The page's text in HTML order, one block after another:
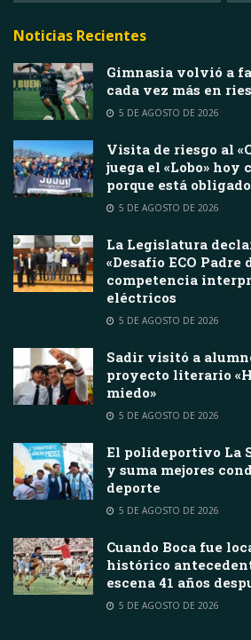
Noticias Recientes
Gimnasia volvió a
cada vez más en
5 DE AGOSTO DE 2026
Visita de riesgo al
juega el «Lobo»
porque está
5 DE AGOSTO DE 2026
La Legislatura
«Desafío ECO Padre
competencia
eléctricos
5 DE AGOSTO DE 2026
Sadir visitó a
proyecto literario
miedo»
5 DE AGOSTO DE 2026
El polideportivo La
y suma mejores
deporte
5 DE AGOSTO DE 2026
Cuando Boca fue
histórico
escena 41 años
5 DE AGOSTO DE 2026